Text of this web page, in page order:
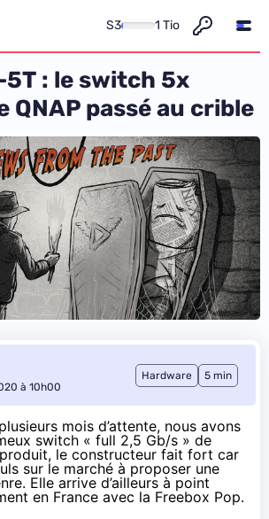
S3 1 Tio
5T : le switch 5x
QNAP passé au crible
à 10h00
Hardware 5 min
mois d’attente, nous avons
switch « full 2,5 Gb/s » de
produit, le constructeur fait fort car
sur le marché à proposer une
Elle arrive d’ailleurs à point
en France avec la Freebox Pop.